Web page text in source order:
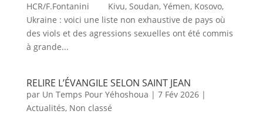
HCR/F.Fontanini Kivu, Soudan, Yémen, Kosovo,
Ukraine : voici une liste non exhaustive de pays où
des viols et des agressions sexuelles ont été commis
à grande...
RELIRE L’ÉVANGILE SELON SAINT JEAN
par Un Temps Pour Yéhoshoua | 7 Fév 2026|
Actualités, Non classé